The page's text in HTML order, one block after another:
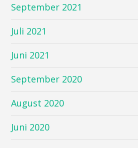
September 2021
Juli 2021
Juni 2021
September 2020
August 2020
Juni 2020